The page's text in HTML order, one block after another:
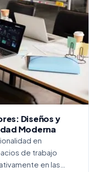
Diseños y
Moderna
en
de trabajo
en las